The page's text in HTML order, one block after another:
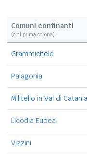
Comuni confinanti
(o di prima corona)
Grammichele
Palagonia
Militello in Val di Catania
Licodia Eubea
Vizzini